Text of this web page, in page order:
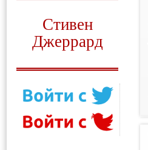
Стивен
Джеррард